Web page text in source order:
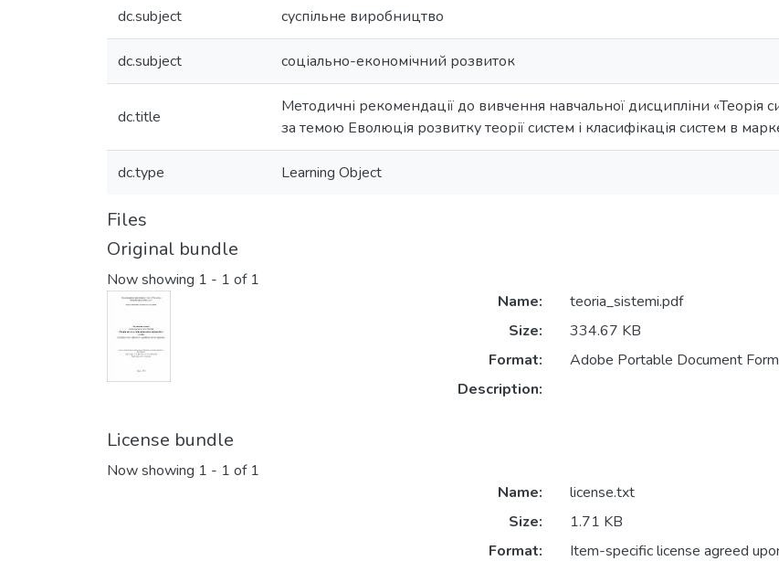
dc.subject суспільне виробництво
dc.subject соціально-економічний розвиток
dc.title
Методичні рекомендації до вивчення навчальної дисципліни «Теорія
за темою Еволюція розвитку теорії систем і класифікація систем в
dc.type Learning Object
Files
Original bundle
Now showing 1 - 1 of 1
Name:
teoria_sistemi.pdf
Size:
334.67 KB
Format:
Adobe Portable Document
Description:
License bundle
Now showing 1 - 1 of 1
Name:
license.txt
Size:
1.71 KB
Format:
Item-specific license agreed